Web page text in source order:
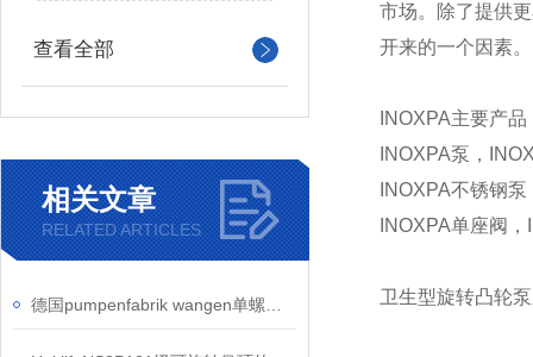
查看全部
相关文章
RELATED ARTICLES
市场。除了提供
开来的一个因素。
INOXPA主要产品
INOXPA泵，
INOXPA不锈钢
INOXPA单座阀
卫生型旋转凸轮